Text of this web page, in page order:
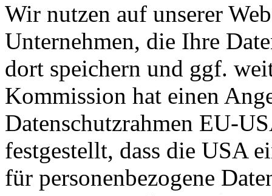
Wir nutzen auf unserer
Unternehmen, die Ihre
dort speichern und ggf.
Kommission hat einen
Datenschutzrahmen EU-
festgestellt, dass die USA
für personenbezogene